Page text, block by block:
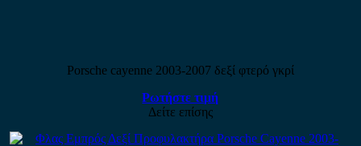
Porsche cayenne 2003-2007 δεξί φτερό γκρί
Ρωτήστε τιμή
Δείτε επίσης